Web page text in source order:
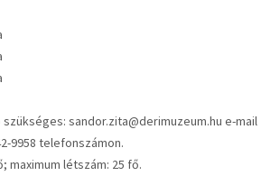
sandor.zita@derimuzeum.hu e-mail
9958 telefonszámon.
maximum létszám: 25 fő.